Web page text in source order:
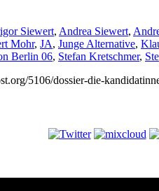
Siewert, Andrea Siewert,
Mohr, JA, Junge Alternative,
Berlin 06, Stefan Kretschmer,
5106/dossier-die-